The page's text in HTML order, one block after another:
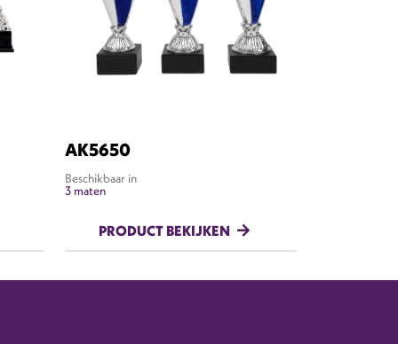
AK5650
Beschikbaar in
3 maten
PRODUCT BEKIJKEN